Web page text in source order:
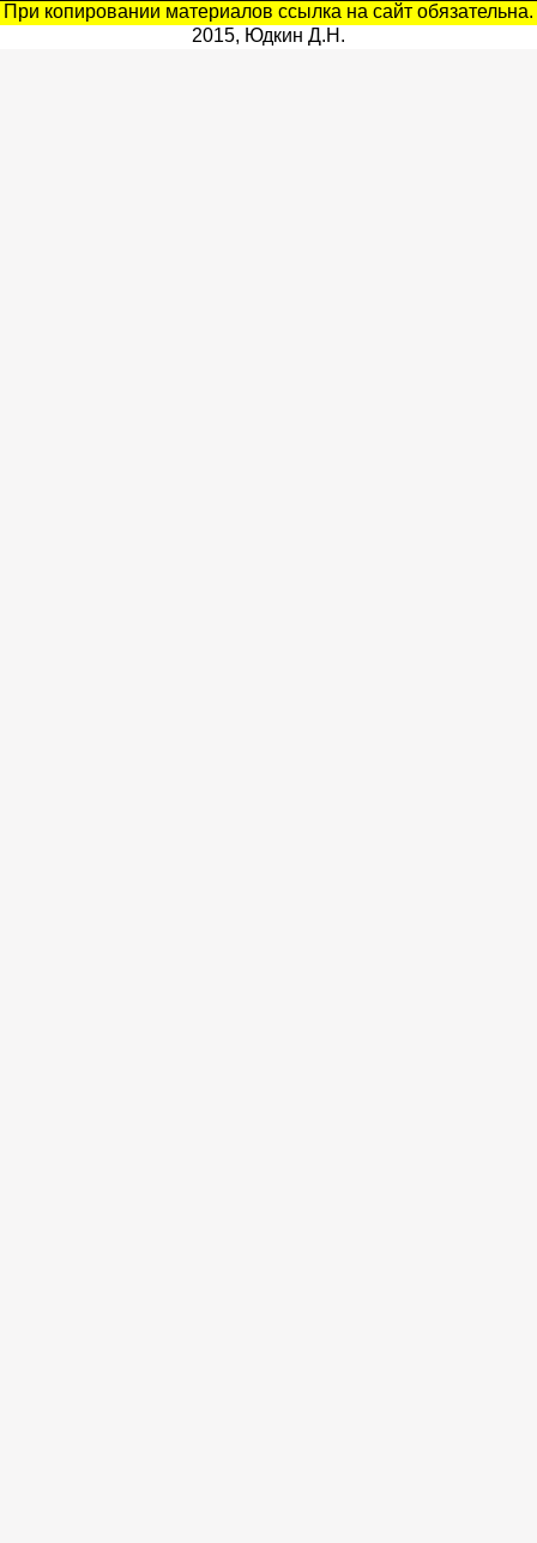
При копировании материалов ссылка на сайт обязательна.
2015, Юдкин Д.Н.